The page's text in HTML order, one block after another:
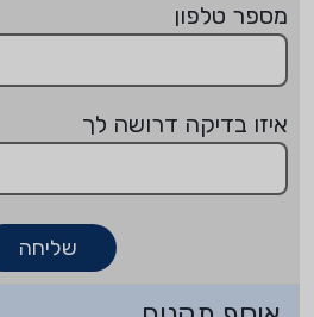
מספר טלפון
איזו בדיקה דרושה לך
שליחה